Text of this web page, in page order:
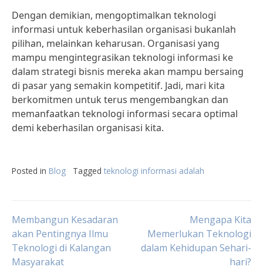
Dengan demikian, mengoptimalkan teknologi
informasi untuk keberhasilan organisasi bukanlah
pilihan, melainkan keharusan. Organisasi yang
mampu mengintegrasikan teknologi informasi ke
dalam strategi bisnis mereka akan mampu bersaing
di pasar yang semakin kompetitif. Jadi, mari kita
berkomitmen untuk terus mengembangkan dan
memanfaatkan teknologi informasi secara optimal
demi keberhasilan organisasi kita.
Posted in Blog Tagged teknologi informasi adalah
Post
navigation
Membangun Kesadaran
akan Pentingnya Ilmu
Teknologi di Kalangan
Masyarakat
Mengapa Kita
Memerlukan Teknologi
dalam Kehidupan Sehari-
hari?